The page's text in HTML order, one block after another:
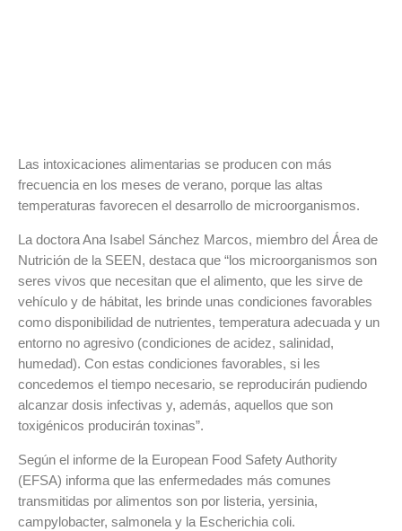
Las intoxicaciones alimentarias se producen con más
frecuencia en los meses de verano, porque las altas
temperaturas favorecen el desarrollo de microorganismos.
La doctora Ana Isabel Sánchez Marcos, miembro del Área de
Nutrición de la SEEN, destaca que “los microorganismos son
seres vivos que necesitan que el alimento, que les sirve de
vehículo y de hábitat, les brinde unas condiciones favorables
como disponibilidad de nutrientes, temperatura adecuada y un
entorno no agresivo (condiciones de acidez, salinidad,
humedad). Con estas condiciones favorables, si les
concedemos el tiempo necesario, se reproducirán pudiendo
alcanzar dosis infectivas y, además, aquellos que son
toxigénicos producirán toxinas”.
Según el informe de la European Food Safety Authority
(EFSA) informa que las enfermedades más comunes
transmitidas por alimentos son por listeria, yersinia,
campylobacter, salmonela y la Escherichia coli.